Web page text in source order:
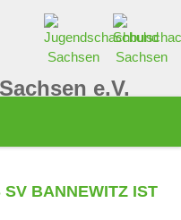
e.V.
BANNEWITZ IST